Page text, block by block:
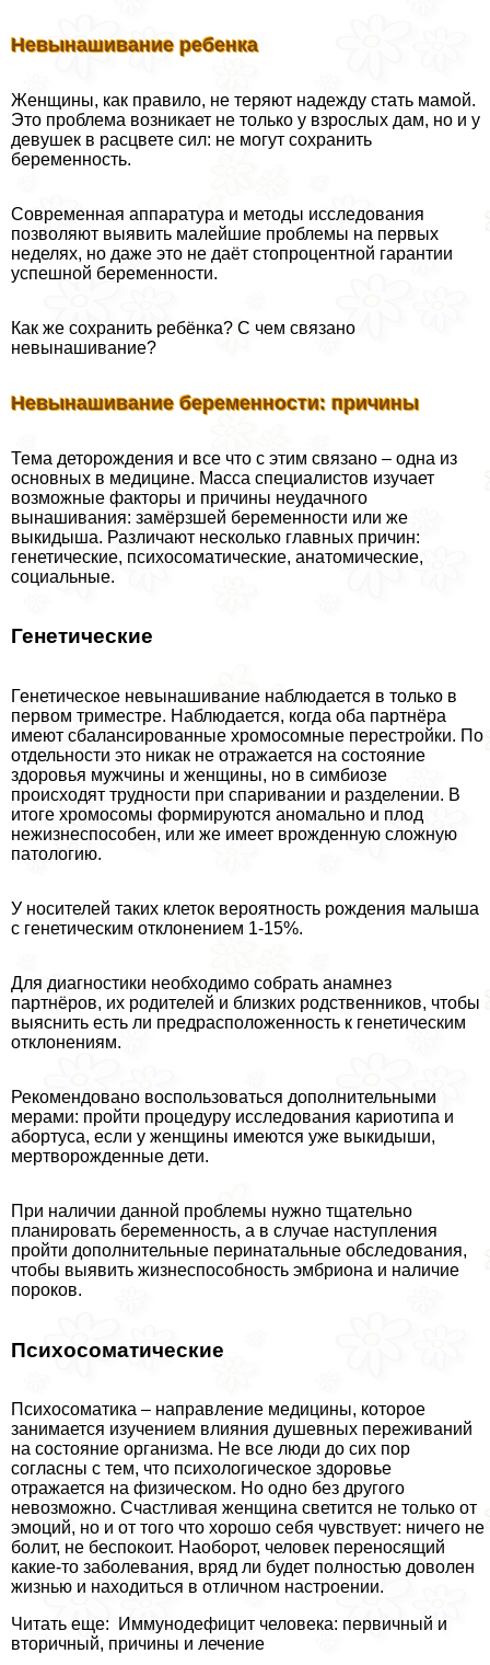
Невынашивание ребенка
Женщины, как правило, не теряют надежду стать мамой.
Это проблема возникает не только у взрослых дам, но и у
дeвyшек в расцвете сил: не могут сохранить
беременность.
Современная аппаратура и методы исследования
позволяют выявить малейшие проблемы на первых
неделях, но даже это не даёт стопроцентной гарантии
успешной беременности.
Как же сохранить ребёнка? С чем связано
невынашивание?
Невынашивание беременности: причины
Тема деторождения и все что с этим связано – одна из
основных в медицине. Масса специалистов изучает
возможные факторы и причины неудачного
вынашивания: замёрзшей беременности или же
выкидыша. Различают несколько главных причин:
генетические, психосоматические, анатомические,
социальные.
Генетические
Генетическое невынашивание наблюдается в только в
первом триместре. Наблюдается, когда оба партнёра
имеют сбалансированные хромосомные перестройки. По
отдельности это никак не отражается на состояние
здоровья мужчины и женщины, но в симбиозе
происходят трудности при спаривании и разделении. В
итоге хромосомы формируются аномально и плод
нежизнеспособен, или же имеет врожденную сложную
патологию.
У носителей таких клеток вероятность рождения малыша
с генетическим отклонением 1-15%.
Для диагностики необходимо собрать анамнез
партнёров, их родителей и близких родственников, чтобы
выяснить есть ли предрасположенность к генетическим
отклонениям.
Рекомендовано воспользоваться дополнительными
мерами: пройти процедуру исследования кариотипа и
aбopтуса, если у женщины имеются уже выкидыши,
мертворожденные дети.
При наличии данной проблемы нужно тщательно
планировать беременность, а в случае наступления
пройти дополнительные перинатальные обследования,
чтобы выявить жизнеспособность эмбриона и наличие
пороков.
Психосоматические
Психосоматика – направление медицины, которое
занимается изучением влияния душевных переживаний
на состояние организма. Не все люди до сих пор
согласны с тем, что психологическое здоровье
отражается на физическом. Но одно без другого
невозможно. Счастливая женщина светится не только от
эмоций, но и от того что хорошо себя чувствует: ничего не
болит, не беспокоит. Наоборот, человек переносящий
какие-то заболевания, вряд ли будет полностью доволен
жизнью и находиться в отличном настроении.
Читать еще: Иммунодефицит человека: первичный и
вторичный, причины и лечение